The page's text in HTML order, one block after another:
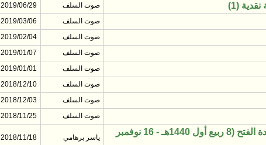
(1) صوت السلف 2019/06/29
صوت السلف 2019/03/06
صوت السلف 2019/02/04
صوت السلف 2019/01/07
صوت السلف 2019/01/01
صوت السلف 2018/12/10
صوت السلف 2018/12/03
صوت السلف 2018/11/25
حوار د."ياسر برهامي" مع جريدة الفتح (8 ربيع أول 1440هـ - 16 نوفمبر
ياسر برهامي 2018/11/18